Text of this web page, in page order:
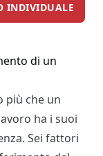
INDIVIDUALE
di un
più che un
ha i suoi
Sei fattori